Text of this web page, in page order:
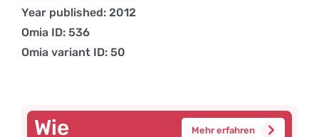
Year published: 2012
Omia ID: 536
Omia variant ID: 50
Wie Mehr erfahren